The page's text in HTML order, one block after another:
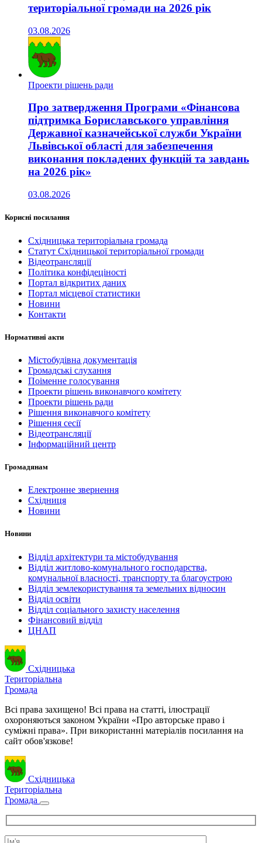
територіальної громади на 2026 рік
03.08.2026
Проекти рішень ради
Про затвердження Програми «Фінансова
підтримка Бориславського управління
Державної казначейської служби України
Львівської області для забезпечення
виконання покладених функцій та завдань
на 2026 рік»
03.08.2026
Корисні посилання
Східницька територіальна громада
Статут Східницької територіальної громади
Відеотрансляції
Політика конфідеціності
Портал відкритих даних
Портал місцевої статистики
Новини
Контакти
Нормативні акти
Містобудівна документація
Громадські слухання
Поіменне голосування
Проекти рішень виконавчого комітету
Проекти рішень ради
Рішення виконавчого комітету
Рішення сесії
Відеотрансляції
Інформаційний центр
Громадянам
Електронне звернення
Східниця
Новини
Новини
Відділ архітектури та містобудування
Відділ житлово-комунального господарства,
комунальної власності, транспорту та благоустрою
Відділ землекористування та земельних відносин
Відділ освіти
Відділ соціального захисту населення
Фінансовий відділ
ЦНАП
Східницька
Територіальна
Громада
Всі права захищено! Всі права на статті, ілюстрації
охороняються законом України «Про авторське право і
суміжні права». При використанні матеріалів посилання на
сайт обов'язкове!
Східницька
Територіальна
Громада